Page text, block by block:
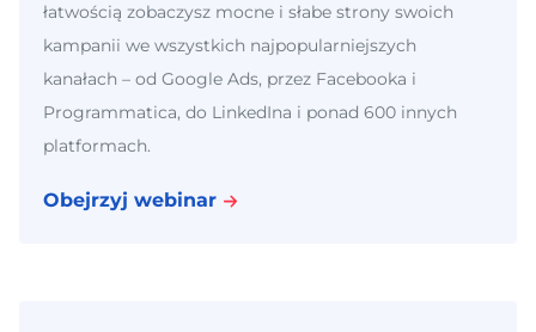
łatwością zobaczysz mocne i słabe strony swoich
kampanii we wszystkich najpopularniejszych
kanałach – od Google Ads, przez Facebooka i
Programmatica, do LinkedIna i ponad 600 innych
platformach.
Obejrzyj webinar